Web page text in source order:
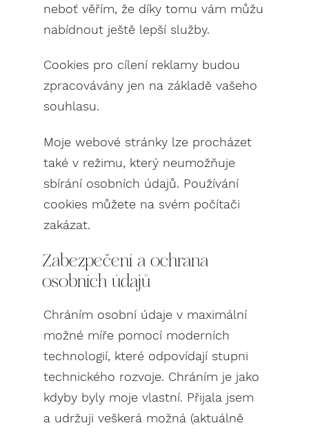
neboť věřím, že díky tomu vám můžu
nabídnout ještě lepší služby.
Cookies pro cílení reklamy budou
zpracovávány jen na základě vašeho
souhlasu.
Moje webové stránky lze procházet
také v režimu, který neumožňuje
sbírání osobních údajů. Používání
cookies můžete na svém počítači
zakázat.
Zabezpečení a ochrana
osobních údajů
Chráním osobní údaje v maximální
možné míře pomocí moderních
technologií, které odpovídají stupni
technického rozvoje. Chráním je jako
kdyby byly moje vlastní. Přijala jsem
a udržuji veškerá možná (aktuálně